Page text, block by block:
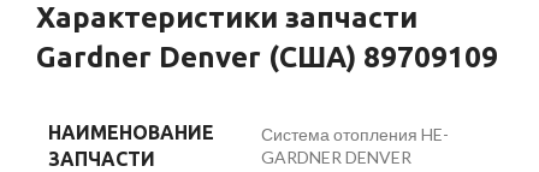
Характеристики запчасти
Gardner Denver (США) 89709109
НАИМЕНОВАНИЕ
ЗАПЧАСТИ
Система отопления HE-
GARDNER DENVER